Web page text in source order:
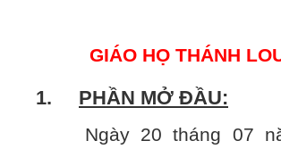
GIÁO HỌ THÁNH
1. PHẦN MỞ ĐẦU:
Ngày 20 tháng 07